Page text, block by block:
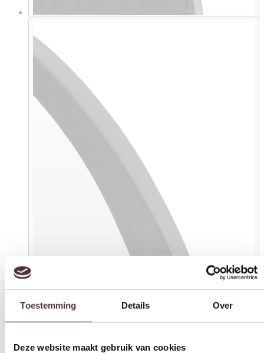
Toestemming Details Over
We gebruiken cookies om content en advertenties te